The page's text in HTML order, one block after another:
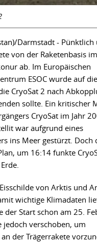
Darmstadt -
von der Raketenbasis im
ab. Im Europäischen
ESOC wurde auf
CryoSat 2 nach
sollte. Ein kritischer
CryoSat im Jahr
war aufgrund eines
ins Meer gestürzt. Doch
um 16:14 funkte
von Arktis und
wichtige Klimadaten
der Start schon am 25.
verschoben, um
der Trägerrakete